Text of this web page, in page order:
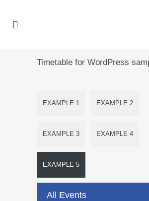
Timetable for WordPress
EXAMPLE 1 EXAMPLE 2
EXAMPLE 3 EXAMPLE 4
EXAMPLE 5
All Events